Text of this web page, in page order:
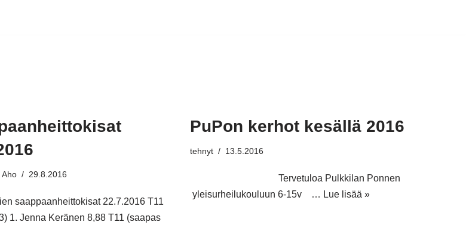
Aho 29.8.2016
saappaanheittokisat 22.7.2016 T11
1. Jenna Keränen 8,88 T11 (saapas
PuPon kerhot kesällä 2016
tehnyt 13.5.2016
Tervetuloa Pulkkilan Ponnen
yleisurheilukouluun 6-15v … Lue lisää »